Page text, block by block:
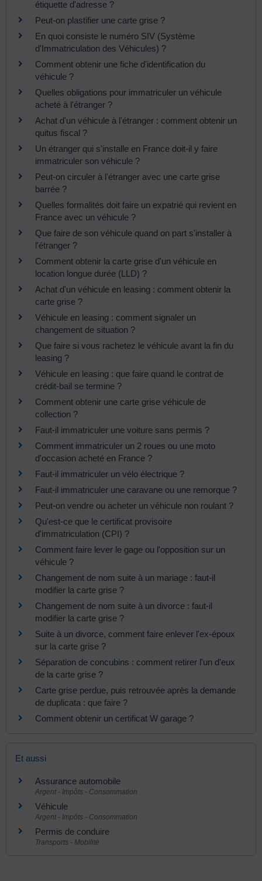
étiquette d'adresse ?
Peut-on plastifier une carte grise ?
En quoi consiste le numéro SIV (Système
d'Immatriculation des Véhicules) ?
Comment obtenir une fiche d'identification du
véhicule ?
Quelles obligations pour immatriculer un véhicule
acheté à l'étranger ?
Achat d'un véhicule à l'étranger : comment obtenir un
quitus fiscal ?
Un étranger qui s'installe en France doit-il y faire
immatriculer son véhicule ?
Peut-on circuler à l'étranger avec une carte grise
barrée ?
Quelles formalités doit faire un expatrié qui revient en
France avec un véhicule ?
Que faire de son véhicule quand on part s'installer à
l'étranger ?
Comment obtenir la carte grise d'un véhicule en
location longue durée (LLD) ?
Achat d'un véhicule en leasing : comment obtenir la
carte grise ?
Véhicule en leasing : comment signaler un
changement de situation ?
Que faire si vous rachetez le véhicule avant la fin du
leasing ?
Véhicule en leasing : que faire quand le contrat de
crédit-bail se termine ?
Comment obtenir une carte grise véhicule de
collection ?
Faut-il immatriculer une voiture sans permis ?
Comment immatriculer un 2 roues ou une moto
d'occasion acheté en France ?
Faut-il immatriculer un vélo électrique ?
Faut-il immatriculer une caravane ou une remorque ?
Peut-on vendre ou acheter un véhicule non roulant ?
Qu'est-ce que le certificat provisoire
d'immatriculation (CPI) ?
Comment faire lever le gage ou l'opposition sur un
véhicule ?
Changement de nom suite à un mariage : faut-il
modifier la carte grise ?
Changement de nom suite à un divorce : faut-il
modifier la carte grise ?
Suite à un divorce, comment faire enlever l'ex-époux
sur la carte grise ?
Séparation de concubins : comment retirer l'un d'eux
de la carte grise ?
Carte grise perdue, puis retrouvée après la demande
de duplicata : que faire ?
Comment obtenir un certificat W garage ?
Et aussi
Assurance automobile
Argent - Impôts - Consommation
Véhicule
Argent - Impôts - Consommation
Permis de conduire
Transports - Mobilité